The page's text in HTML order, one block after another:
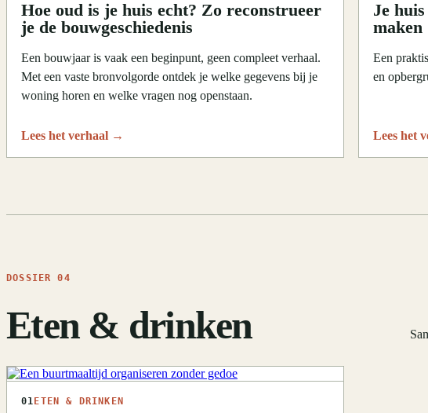
Hoe oud is je huis echt? Zo reconstrueer
je de bouwgeschiedenis
Een bouwjaar is vaak een beginpunt, geen compleet verhaal.
Met een vaste bronvolgorde ontdek je welke gegevens bij je
woning horen en welke vragen nog openstaan.
Lees het verhaal →
Je
maken
Een
en
Lees het
DOSSIER 04
Eten & drinken
01 ETEN & DRINKEN